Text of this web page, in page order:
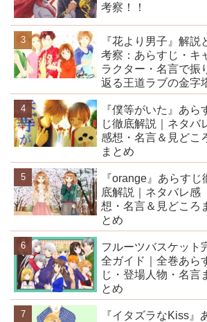
考察！！
『花より男子』解説
考察：あらすじ・キ
ラクター・名言で振
返る王道ラブの金字
『僕等がいた』あら
じ徹底解説｜ネタバ
感想・名言＆見どこ
まとめ
『orange』あらすじ
底解説｜ネタバレ感
想・名言＆見どころ
とめ
フルーツバスケット
全ガイド｜全巻あら
じ・登場人物・名言
とめ
『イタズラなKiss』